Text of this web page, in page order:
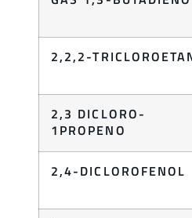
2,2,2-
2,3 DICLORO-
1PROPENO
2,4-DICLOROFENOL